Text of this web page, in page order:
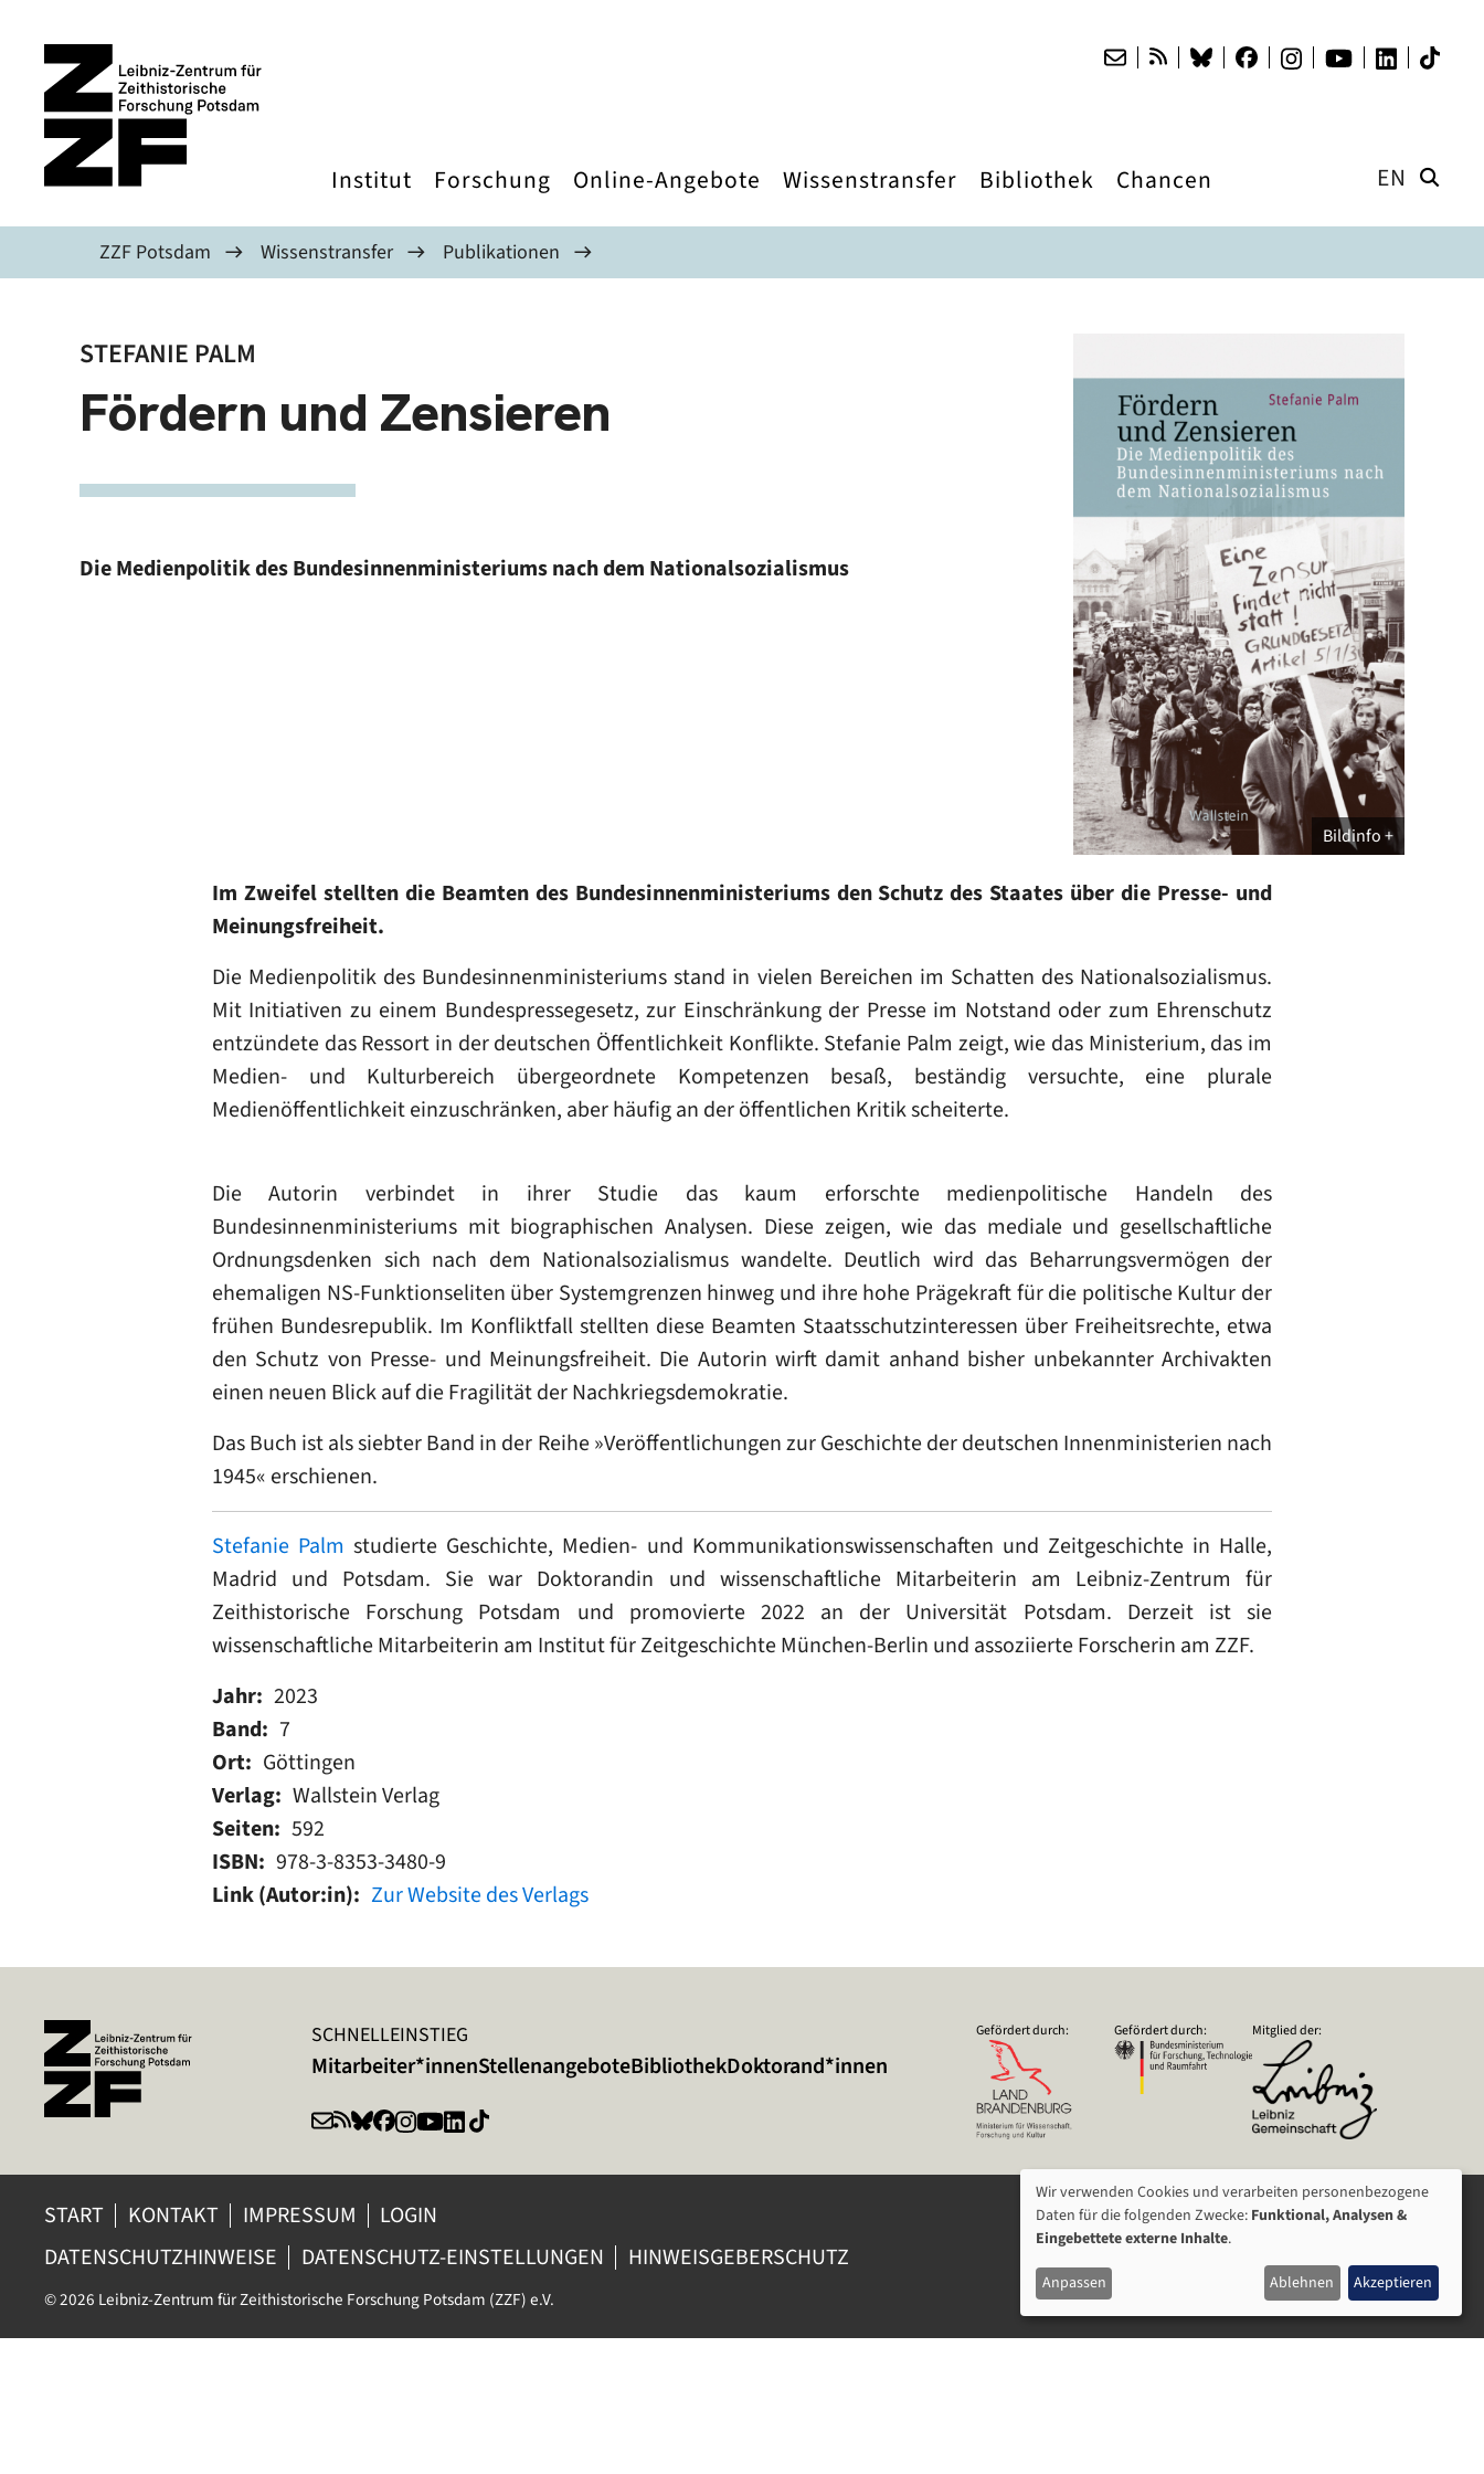
Institut Forschung Online-Angebote Wissenstransfer Bibliothek Chancen EN
ZZF Potsdam Wissenstransfer Publikationen
STEFANIE PALM
Fördern und Zensieren
Die Medienpolitik des Bundesinnenministeriums nach dem Nationalsozialismus
Bildinfo
Im Zweifel stellten die Beamten des Bundesinnenministeriums den Schutz des Staates über die Presse- und
Meinungsfreiheit.
Die Medienpolitik des Bundesinnenministeriums stand in vielen Bereichen im Schatten des Nationalsozialismus.
Mit Initiativen zu einem Bundespressegesetz, zur Einschränkung der Presse im Notstand oder zum Ehrenschutz
entzündete das Ressort in der deutschen Öffentlichkeit Konflikte. Stefanie Palm zeigt, wie das Ministerium, das im
Medien- und Kulturbereich übergeordnete Kompetenzen besaß, beständig versuchte, eine plurale
Medienöffentlichkeit einzuschränken, aber häufig an der öffentlichen Kritik scheiterte.
Die Autorin verbindet in ihrer Studie das kaum erforschte medienpolitische Handeln des
Bundesinnenministeriums mit biographischen Analysen. Diese zeigen, wie das mediale und gesellschaftliche
Ordnungsdenken sich nach dem Nationalsozialismus wandelte. Deutlich wird das Beharrungsvermögen der
ehemaligen NS-Funktionseliten über Systemgrenzen hinweg und ihre hohe Prägekraft für die politische Kultur der
frühen Bundesrepublik. Im Konfliktfall stellten diese Beamten Staatsschutzinteressen über Freiheitsrechte, etwa
den Schutz von Presse- und Meinungsfreiheit. Die Autorin wirft damit anhand bisher unbekannter Archivakten
einen neuen Blick auf die Fragilität der Nachkriegsdemokratie.
Das Buch ist als siebter Band in der Reihe »Veröffentlichungen zur Geschichte der deutschen Innenministerien nach
1945« erschienen.
Stefanie Palm studierte Geschichte, Medien- und Kommunikationswissenschaften und Zeitgeschichte in Halle,
Madrid und Potsdam. Sie war Doktorandin und wissenschaftliche Mitarbeiterin am Leibniz-Zentrum für
Zeithistorische Forschung Potsdam und promovierte 2022 an der Universität Potsdam. Derzeit ist sie
wissenschaftliche Mitarbeiterin am Institut für Zeitgeschichte München-Berlin und assoziierte Forscherin am ZZF.
Jahr 2023
Band
7
Ort
Göttingen
Verlag Wallstein Verlag
Seiten 592
ISBN
978-3-8353-3480-9
Link (Autor:in)
Zur Website des Verlags
SCHNELLEINSTIEG
Mitarbeiter*innenStellenangeboteBibliothekDoktorand*innen
Gefördert durch: Gefördert durch: Mitglied der:
START KONTAKT IMPRESSUM
LOGIN
DATENSCHUTZHINWEISE
DATENSCHUTZ-EINSTELLUNGEN HINWEISGEBERSCHUTZ
© 2026 Leibniz-Zentrum für Zeithistorische Forschung Potsdam (ZZF) e.V.
VERWENDUNG
VON
PERSONENBEZOGENEN
DATEN
Wir verwenden Cookies und verarbeiten personenbezogene
Daten für die folgenden Zwecke: Funktional, Analysen &
Eingebettete externe Inhalte.
Anpassen Ablehnen Akzeptieren